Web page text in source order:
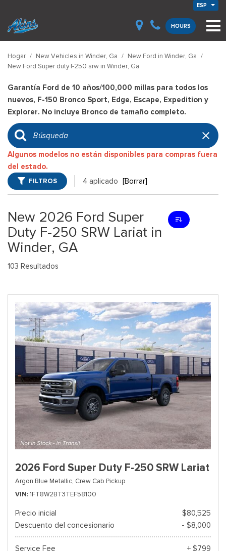
ESP
HOURS
Hogar / New Vehicles in Winder, Ga / New Ford in Winder, Ga /
New Ford Super duty f-250 srw in Winder, Ga
Garantía Ford de 10 años/100,000 millas para todos los
nuevos, F-150 Bronco Sport, Edge, Escape, Expedition y
Explorer. No incluye Bronco de tamaño completo.
Algunos modelos no están disponibles para compras fuera
del estado.
FILTROS 4 aplicado [Borrar]
New 2026 Ford Super
Duty F-250 SRW Lariat in
Winder, GA
103 Resultados
2026 Ford Super Duty F-250 SRW Lariat
Argon Blue Metallic, Crew Cab Pickup
VIN 1FT8W2BT3TEF58100
Precio inicial
$80,525
Descuento del concesionario
- $8,000
Service Fee
+ $799